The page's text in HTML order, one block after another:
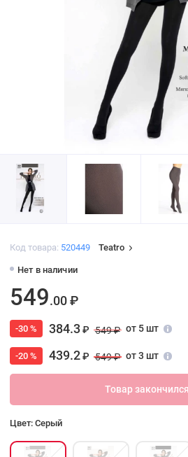
Код товара: 520449 Teatro
Нет в наличии
549.00 ₽
-30 % 384.3₽ 549 ₽ от 5 шт
-20 % 439.2₽ 549 ₽ от 3 шт
Товар закончился
Цвет: Серый